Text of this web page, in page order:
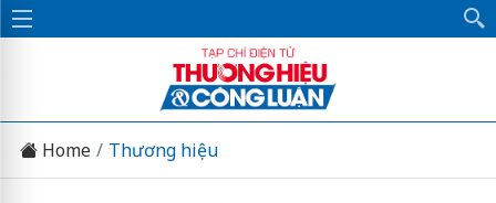
Home Thương hiệu